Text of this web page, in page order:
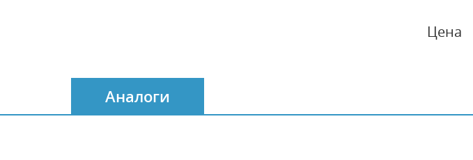
Цена
Аналоги